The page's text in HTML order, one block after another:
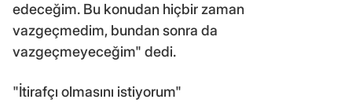
edeceğim. Bu konudan hiçbir zaman
vazgeçmedim, bundan sonra da
vazgeçmeyeceğim" dedi.
"İtirafçı olmasını istiyorum"